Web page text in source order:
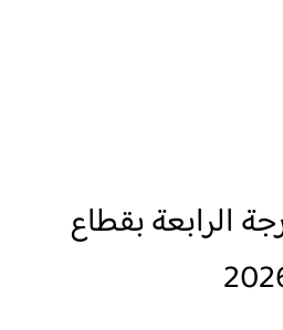
1 تقني من الدرجة الرابعة بقطاع